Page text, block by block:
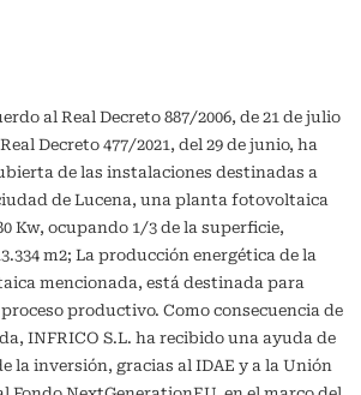
al Real Decreto 887/2006, de 21 de julio
Decreto 477/2021, del 29 de junio, ha
de las instalaciones destinadas a
de Lucena, una planta fotovoltaica
Kw, ocupando 1/3 de la superficie,
m2; La producción energética de la
mencionada, está destinada para
productivo. Como consecuencia de
INFRICO S.L. ha recibido una ayuda de
la inversión, gracias al IDAE y a la Unión